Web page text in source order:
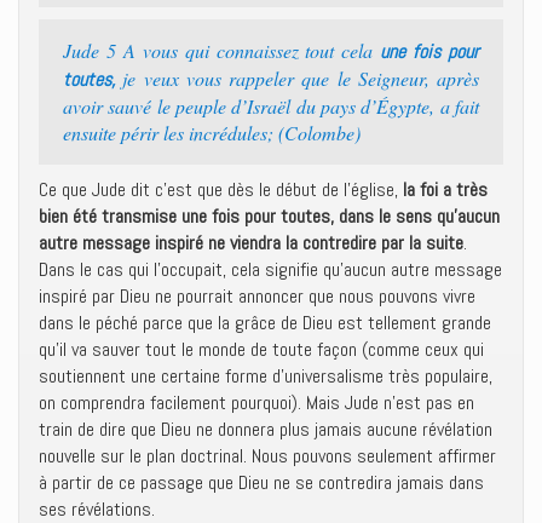
Jude 5 A vous qui connaissez tout cela une fois pour
toutes,je veux vous rappeler que le Seigneur, après
avoir sauvé le peuple d’Israël du pays d’Égypte, a fait
ensuite périr les incrédules; (Colombe)
Ce que Jude dit c’est que dès le début de l’église, la foi a très
bien été transmise une fois pour toutes, dans le sens qu’aucun
autre message inspiré ne viendra la contredire par la suite.
Dans le cas qui l’occupait, cela signifie qu’aucun autre message
inspiré par Dieu ne pourrait annoncer que nous pouvons vivre
dans le péché parce que la grâce de Dieu est tellement grande
qu’il va sauver tout le monde de toute façon (comme ceux qui
soutiennent une certaine forme d’universalisme très populaire,
on comprendra facilement pourquoi). Mais Jude n’est pas en
train de dire que Dieu ne donnera plus jamais aucune révélation
nouvelle sur le plan doctrinal. Nous pouvons seulement affirmer
à partir de ce passage que Dieu ne se contredira jamais dans
ses révélations.